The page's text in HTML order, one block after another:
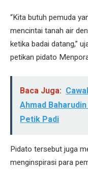
“Kita butuh pemuda
mencintai tanah air
ketika badai datang,”
petikan pidato
Baca Juga:
Ahmad
Petik Padi
Pidato tersebut juga
menginspirasi para